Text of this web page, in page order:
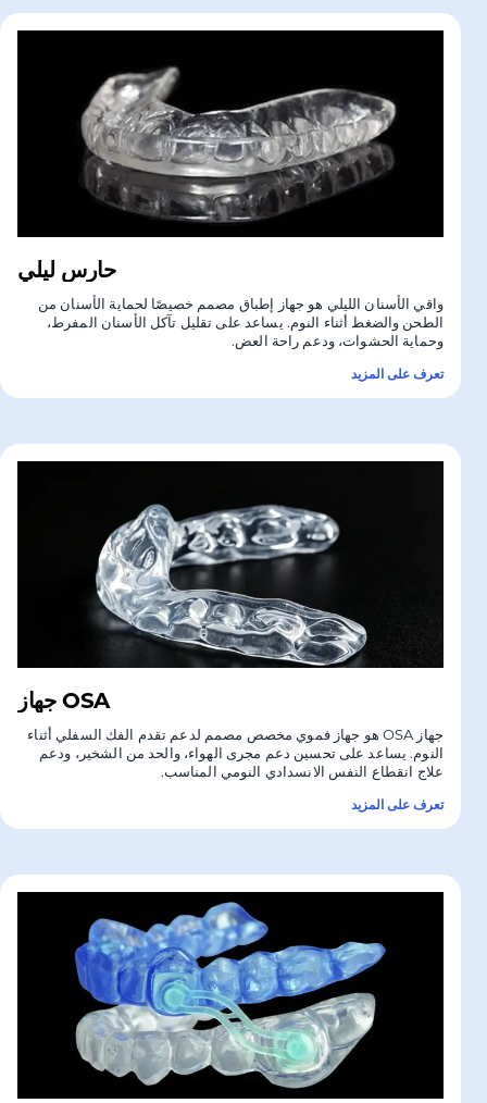
حارس ليلي
واقي الأسنان الليلي هو جهاز إطباق مصمم خصيصًا لحماية الأسنان من
الطحن والضغط أثناء النوم. يساعد على تقليل تآكل الأسنان المفرط،
وحماية الحشوات، ودعم راحة العض.
تعرف على المزيد
جهاز OSA
جهاز OSA هو جهاز فموي مخصص مصمم لدعم تقدم الفك السفلي أثناء
النوم. يساعد على تحسين دعم مجرى الهواء، والحد من الشخير، ودعم
علاج انقطاع النفس الانسدادي النومي المناسب.
تعرف على المزيد